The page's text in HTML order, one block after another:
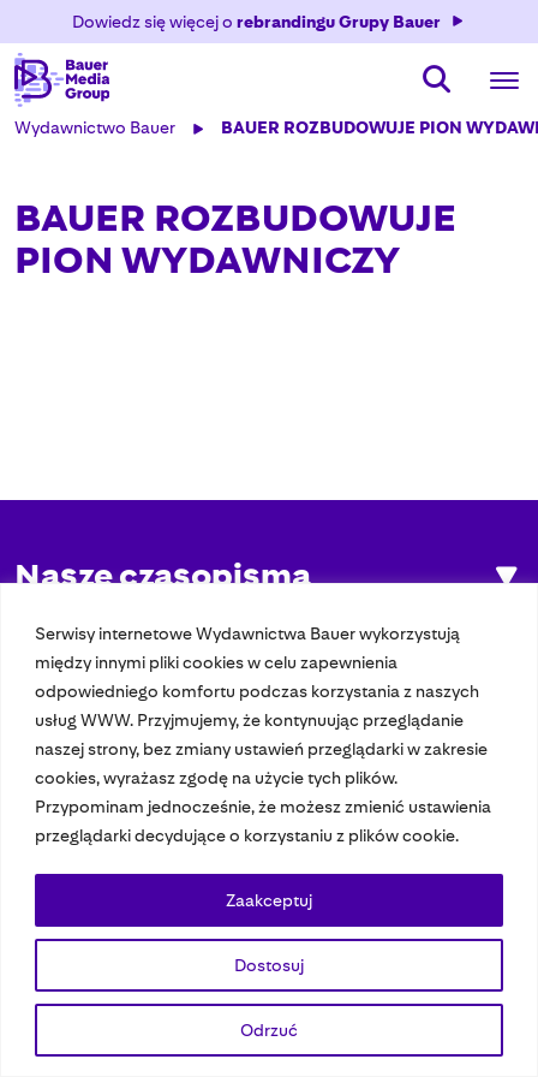
Serwisy internetowe Wydawnictwa Bauer wykorzystują
między innymi pliki cookies w celu zapewnienia
odpowiedniego komfortu podczas korzystania z naszych
usług WWW. Przyjmujemy, że kontynuując przeglądanie
naszej strony, bez zmiany ustawień przeglądarki w zakresie
cookies, wyrażasz zgodę na użycie tych plików.
Przypominam jednocześnie, że możesz zmienić ustawienia
przeglądarki decydujące o korzystaniu z plików cookie.
Dostosuj
Odrzuć
Zaakceptuj
Dowiedz się więcej o rebrandingu Grupy Bauer
Wydawnictwo Bauer BAUER ROZBUDOWUJE PION
BAUER ROZBUDOWUJE
PION WYDAWNICZY
Nasze czasopisma
Nasze strony
© 2023 Bauer Media Group, All Rights Reserved.
Polityka prywatności
Dane osobowe Wydawca EMFA